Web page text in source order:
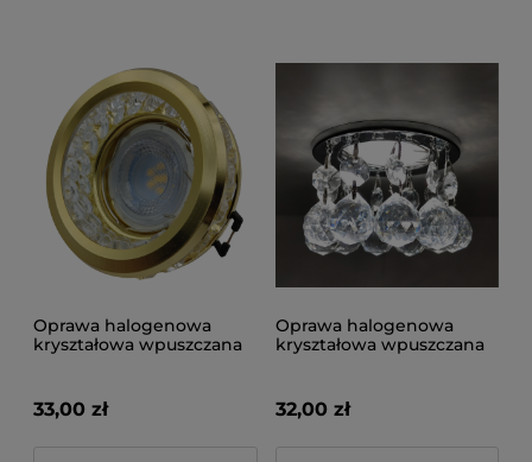
Oprawa halogenowa
kryształowa wpuszczana
33,00 zł
Oprawa halogenowa
kryształowa wpuszczana
32,00 zł